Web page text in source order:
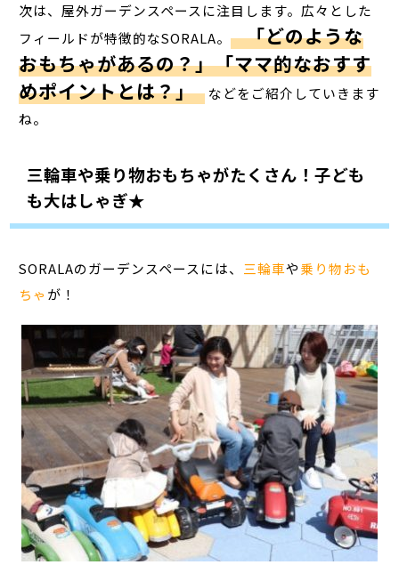
次は、屋外ガーデンスペースに注目します。広々とした
フィールドが特徴的なSORALA。 「どのような
おもちゃがあるの？」「ママ的なおすす
めポイントとは？」 などをご紹介していきます
ね。
三輪車や乗り物おもちゃがたくさん！子ども
も大はしゃぎ★
SORALAのガーデンスペースには、 三輪車や乗り物おも
ちゃ が！